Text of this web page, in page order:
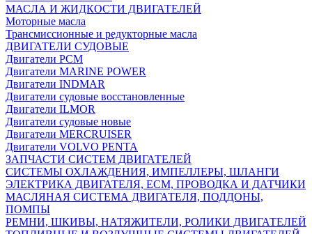
МАСЛА И ЖИДКОСТИ ДВИГАТЕЛЕЙ
Моторные масла
Трансмиссионные и редукторные масла
ДВИГАТЕЛИ СУДОВЫЕ
Двигатели PCM
Двигатели MARINE POWER
Двигатели INDMAR
Двигатели судовые восстановленные
Двигатели ILMOR
Двигатели судовые новые
Двигатели MERCRUISER
Двигатели VOLVO PENTA
ЗАПЧАСТИ СИСТЕМ ДВИГАТЕЛЕЙ
СИСТЕМЫ ОХЛАЖДЕНИЯ, ИМПЕЛЛЕРЫ, ШЛАНГИ
ЭЛЕКТРИКА ДВИГАТЕЛЯ, ECM, ПРОВОДКА И ДАТЧИКИ
МАСЛЯНАЯ СИСТЕМА ДВИГАТЕЛЯ, ПОДДОНЫ,
ПОМПЫ
РЕМНИ, ШКИВЫ, НАТЯЖИТЕЛИ, РОЛИКИ ДВИГАТЕЛЕЙ